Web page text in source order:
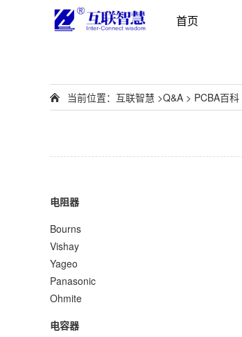
首页
当前位置： 互联智慧 >Q&A > PCBA百科
电阻器
Bourns
Vishay
Yageo
Panasonic
Ohmite
电容器